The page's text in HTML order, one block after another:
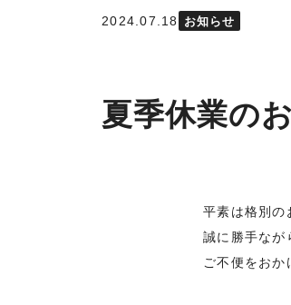
2024.07.18 お知らせ
夏季休業の
平素は格別の
誠に勝手なが
ご不便をおか